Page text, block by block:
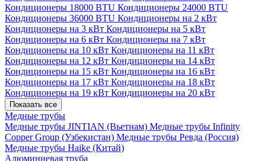
Кондиционеры 18000 BTU Кондиционеры 24000 BTU
Кондиционеры 36000 BTU Кондиционеры на 2 кВт
Кондиционеры на 3 кВт Кондиционеры на 5 кВт
Кондиционеры на 6 кВт Кондиционеры на 7 кВт
Кондиционеры на 10 кВт Кондиционеры на 11 кВт
Кондиционеры на 12 кВт Кондиционеры на 14 кВт
Кондиционеры на 15 кВт Кондиционеры на 16 кВт
Кондиционеры на 17 кВт Кондиционеры на 18 кВт
Кондиционеры на 19 кВт Кондиционеры на 20 кВт
Показать все
Медные трубы
Медные трубы JINTIAN (Вьетнам) Медные трубы Infinity
Copper Group (Узбекистан) Медные трубы Ревда (Россия)
Медные трубы Haike (Китай)
Алюминиевая труба